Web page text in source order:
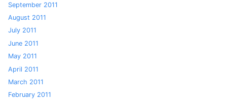
September 2011
August 2011
July 2011
June 2011
May 2011
April 2011
March 2011
February 2011